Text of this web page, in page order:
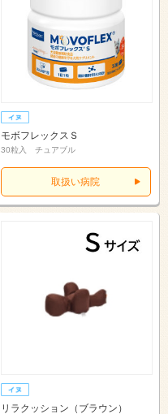
モボフレックスＳ
30粒入 チュアブル
取扱い病院
リラクッション（ブラウン）